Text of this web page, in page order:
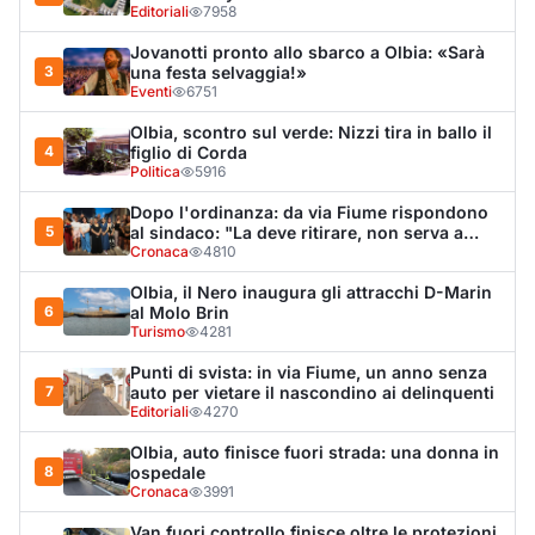
7
Punti di svista: in via Fiume, un anno senza
auto per vietare il nascondino ai delinquenti
Editoriali 4270
8
Olbia, auto finisce fuori strada: una donna in
ospedale
Cronaca 3991
9
Van fuori controllo finisce oltre le protezioni
stradali
Cronaca 3333
10
Salmo mostra la cicatrice sul volto: “Il
tumore è tornato”
Spettacolo 3264